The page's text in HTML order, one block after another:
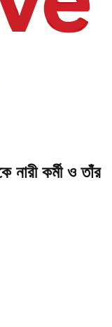
নারী কর্মী ও তাঁর